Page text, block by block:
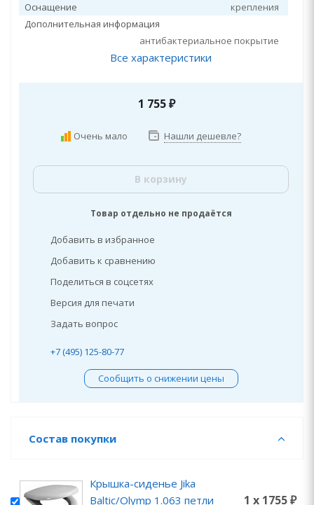
Оснащение
крепления
Дополнительная информация
антибактериальное покрытие
Все характеристики
1 755₽
Очень мало Нашли дешевле?
В корзину
Товар отдельно не продаётся
Добавить в избранное
Добавить к сравнению
Поделиться в соцсетях
Версия для печати
Задать вопрос
+7 (495) 125-80-77
Сообщить о снижении цены
Состав покупки
Крышка-сиденье Jika
Baltic/Olymp 1.063 петли
1 x 1755 ₽